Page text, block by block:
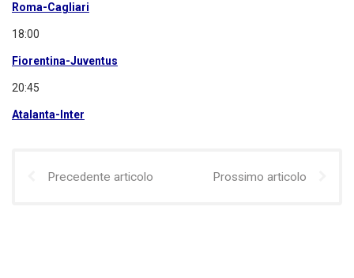
Roma-Cagliari
18:00
Fiorentina-Juventus
20:45
Atalanta-Inter
Precedente articolo Prossimo articolo